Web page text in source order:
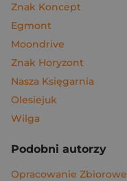
Znak Koncept
Egmont
Moondrive
Znak Horyzont
Nasza Księgarnia
Olesiejuk
Wilga
Podobni autorzy
Opracowanie Zbiorowe